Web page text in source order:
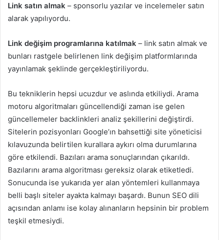
Link satın almak – sponsorlu yazılar ve incelemeler satın
alarak yapılıyordu.
Link değişim programlarına katılmak – link satın almak ve
bunları rastgele belirlenen link değişim platformlarında
yayınlamak şeklinde gerçekleştiriliyordu.
Bu tekniklerin hepsi ucuzdur ve aslında etkiliydi. Arama
motoru algoritmaları güncellendiği zaman ise gelen
güncellemeler backlinkleri analiz şekillerini değiştirdi.
Sitelerin pozisyonları Google’ın bahsettiği site yöneticisi
kılavuzunda belirtilen kurallara aykırı olma durumlarına
göre etkilendi. Bazıları arama sonuçlarından çıkarıldı.
Bazılarını arama algoritması gereksiz olarak etiketledi.
Sonucunda ise yukarıda yer alan yöntemleri kullanmaya
belli başlı siteler ayakta kalmayı başardı. Bunun SEO dili
açısından anlamı ise kolay alınanların hepsinin bir problem
teşkil etmesiydi.